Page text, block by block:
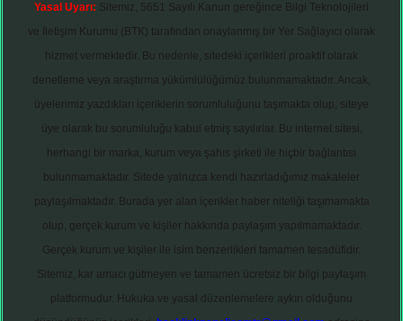
Yasal Uyarı: Sitemiz, 5651 Sayılı Kanun gereğince Bilgi Teknolojileri
ve İletişim Kurumu (BTK) tarafından onaylanmış bir Yer Sağlayıcı olarak
hizmet vermektedir. Bu nedenle, sitedeki içerikleri proaktif olarak
denetleme veya araştırma yükümlülüğümüz bulunmamaktadır. Ancak,
üyelerimiz yazdıkları içeriklerin sorumluluğunu taşımakta olup, siteye
üye olarak bu sorumluluğu kabul etmiş sayılırlar. Bu internet sitesi,
herhangi bir marka, kurum veya şahıs şirketi ile hiçbir bağlantısı
bulunmamaktadır. Sitede yalnızca kendi hazırladığımız makaleler
paylaşılmaktadır. Burada yer alan içerikler haber niteliği taşımamakta
olup, gerçek kurum ve kişiler hakkında paylaşım yapılmamaktadır.
Gerçek kurum ve kişiler ile isim benzerlikleri tamamen tesadüfidir.
Sitemiz, kar amacı gütmeyen ve tamamen ücretsiz bir bilgi paylaşım
platformudur. Hukuka ve yasal düzenlemelere aykırı olduğunu